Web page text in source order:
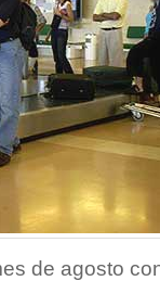
de agosto